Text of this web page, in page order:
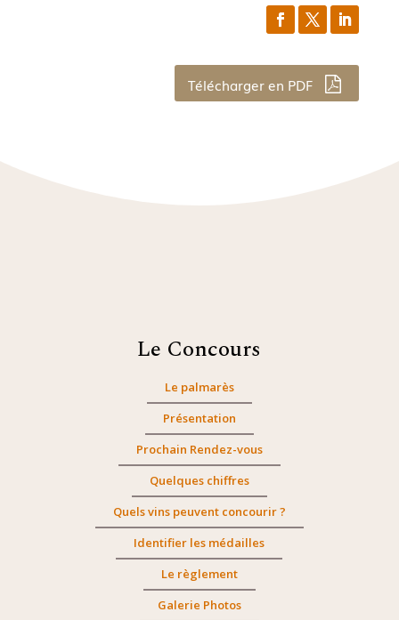
Télécharger en PDF
Le Concours
Le palmarès
Présentation
Prochain Rendez-vous
Quelques chiffres
Quels vins peuvent concourir ?
Identifier les médailles
Le règlement
Galerie Photos